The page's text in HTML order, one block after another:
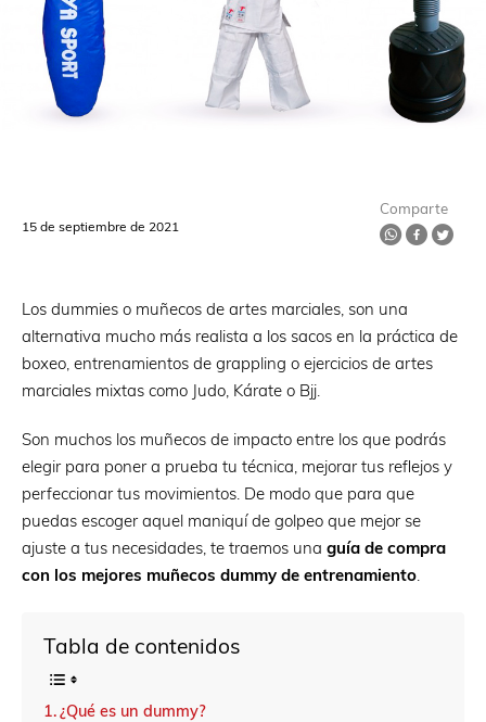
15 de septiembre de 2021
Comparte
Los dummies o muñecos de artes marciales, son una
alternativa mucho más realista a los sacos en la práctica de
boxeo, entrenamientos de grappling o ejercicios de artes
marciales mixtas como Judo, Kárate o Bjj.
Son muchos los muñecos de impacto entre los que podrás
elegir para poner a prueba tu técnica, mejorar tus reflejos y
perfeccionar tus movimientos. De modo que para que
puedas escoger aquel maniquí de golpeo que mejor se
ajuste a tus necesidades, te traemos una guía de compra
con los mejores muñecos dummy de entrenamiento.
Tabla de contenidos
¿Qué es un dummy?